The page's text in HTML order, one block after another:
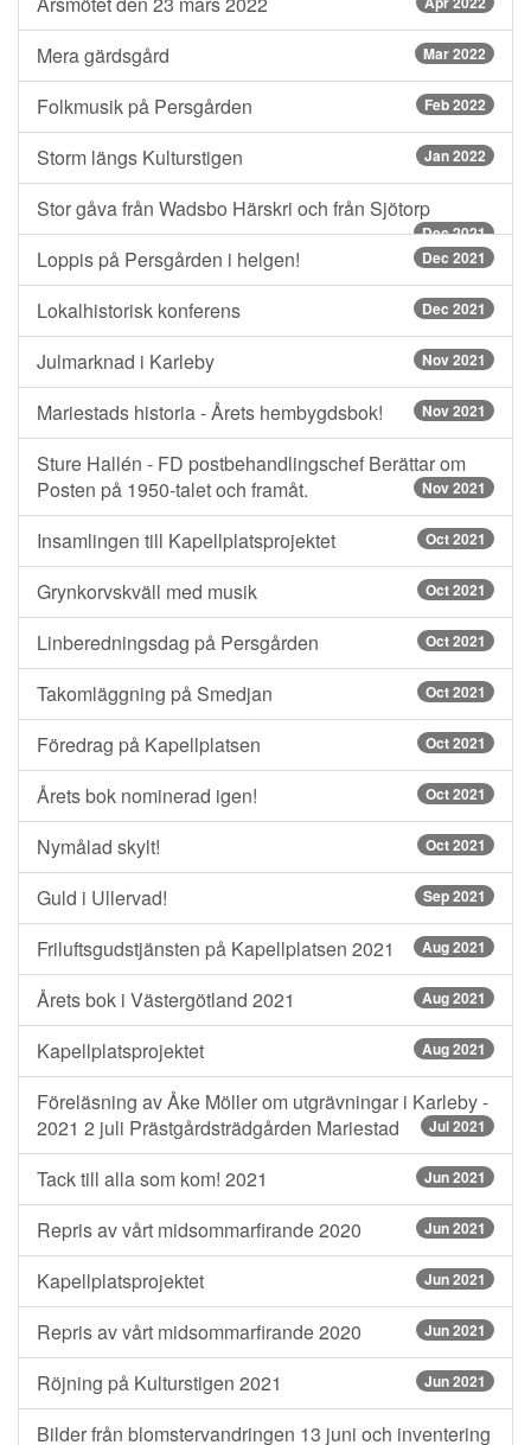
Mera gärdsgård Mar 2022
Folkmusik på Persgården Feb 2022
Storm längs Kulturstigen Jan 2022
Stor gåva från Wadsbo Härskri och från Sjötorp
Dec 2021
Loppis på Persgården i helgen! Dec 2021
Lokalhistorisk konferens Dec 2021
Julmarknad i Karleby Nov 2021
Mariestads historia - Årets hembygdsbok! Nov 2021
Sture Hallén - FD postbehandlingschef Berättar om
Posten på 1950-talet och framåt.
Nov 2021
Insamlingen till Kapellplatsprojektet Oct 2021
Grynkorvskväll med musik Oct 2021
Linberedningsdag på Persgården Oct 2021
Takomläggning på Smedjan Oct 2021
Föredrag på Kapellplatsen Oct 2021
Årets bok nominerad igen! Oct 2021
Nymålad skylt! Oct 2021
Guld i Ullervad! Sep 2021
Friluftsgudstjänsten på Kapellplatsen 2021 Aug 2021
Årets bok i Västergötland 2021 Aug 2021
Kapellplatsprojektet Aug 2021
Föreläsning av Åke Möller om utgrävningar i Karleby -
2021 2 juli Prästgårdsträdgården Mariestad
Jul 2021
Tack till alla som kom! 2021 Jun 2021
Repris av vårt midsommarfirande 2020 Jun 2021
Kapellplatsprojektet Jun 2021
Repris av vårt midsommarfirande 2020 Jun 2021
Röjning på Kulturstigen 2021 Jun 2021
Bilder från blomstervandringen 13 juni och inventering